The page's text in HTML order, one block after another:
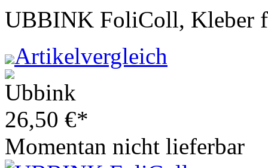
UBBINK FoliColl, Kleber
Artikelvergleich
26,50 €*
Momentan nicht lieferbar